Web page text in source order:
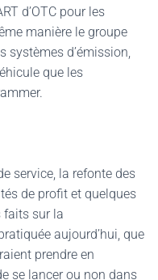
d’OTC pour les
manière le groupe
systèmes d’émission,
que les
service, la refonte des
de profit et quelques
faits sur la
aujourd’hui, que
prendre en
se lancer ou non dans